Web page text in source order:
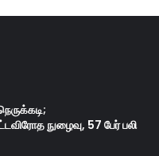
நுழைவு, 57 பேர் பலி